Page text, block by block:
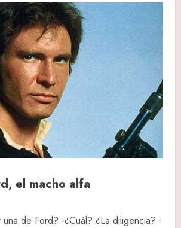
el macho alfa
una de Ford? -¿Cuál? ¿La diligencia? -